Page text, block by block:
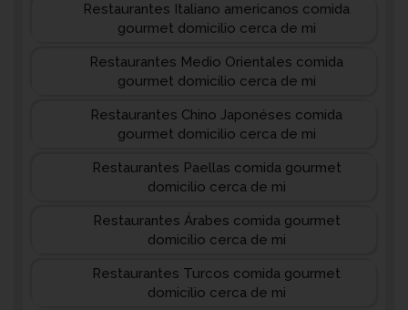
Restaurantes Italiano americanos comida
gourmet domicilio cerca de mi
Restaurantes Medio Orientales comida
gourmet domicilio cerca de mi
Restaurantes Chino Japonéses comida
gourmet domicilio cerca de mi
Restaurantes Paellas comida gourmet
domicilio cerca de mi
Restaurantes Árabes comida gourmet
domicilio cerca de mi
Restaurantes Turcos comida gourmet
domicilio cerca de mi